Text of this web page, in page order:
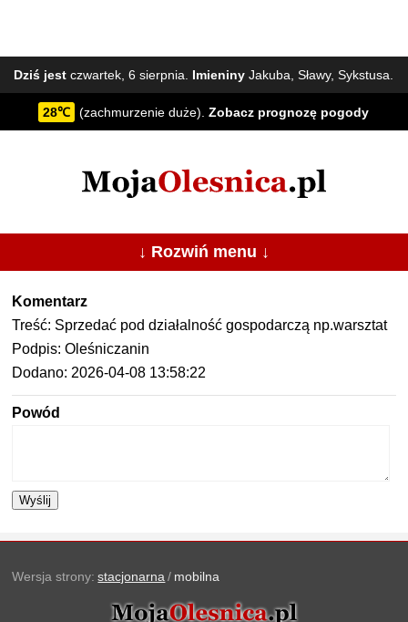
Dziś jest czwartek, 6 sierpnia. Imieniny Jakuba, Sławy, Sykstusa.
28℃ (zachmurzenie duże).Zobacz prognozę pogody
↓ Rozwiń menu ↓
Komentarz
Treść: Sprzedać pod działalność gospodarczą np.warsztat
Podpis: Oleśniczanin
Dodano: 2026-04-08 13:58:22
Powód
Wyślij
Wersja strony: stacjonarna / mobilna